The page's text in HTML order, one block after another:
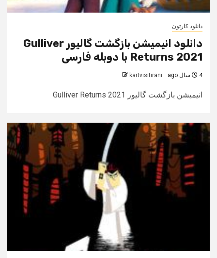
دانلود کارتون
دانلود انیمیشن بازگشت گالیور Gulliver
Returns 2021 با دوبله فارسی
4 سال ago kartvisitirani
انیمیشن بازگشت گالیور Gulliver Returns 2021